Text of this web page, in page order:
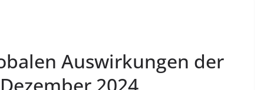
Auswirkungen der